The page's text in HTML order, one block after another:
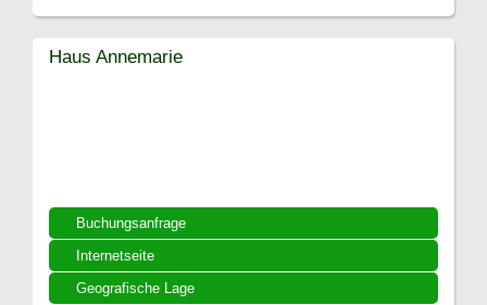
Buchungsanfrage
Internetseite
Geografische Lage
Haus Annemarie